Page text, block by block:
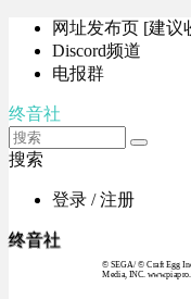
网址发布页 [建议
Discord频道
电报群
终音社
搜索
登录 / 注册
终音社
© SEGA / © Craft Egg
Media, INC.